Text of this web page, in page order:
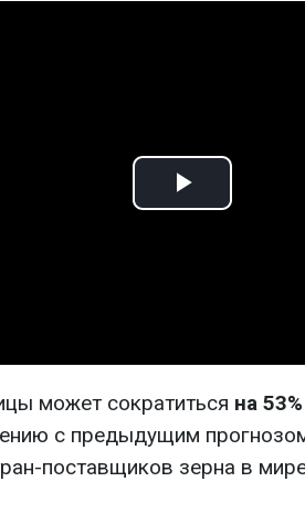
Play
может сократиться на
с предыдущим
поставщиков зерна в